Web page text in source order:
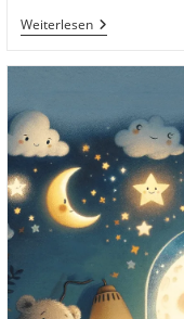
WeiterlesenMias
Kleine
Nacht
Geschichten
Für
Kinder
Zum
Einschlafen
Für
Eine
Schöne
Reise
Ins
Traumland